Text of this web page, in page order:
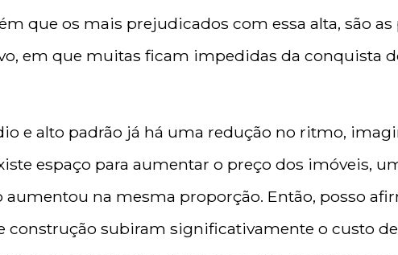
que os mais prejudicados com essa alta, são as
em que muitas ficam impedidas da conquista
e alto padrão já há uma redução no ritmo,
espaço para aumentar o preço dos imóveis,
aumentou na mesma proporção. Então, posso
construção subiram significativamente o custo